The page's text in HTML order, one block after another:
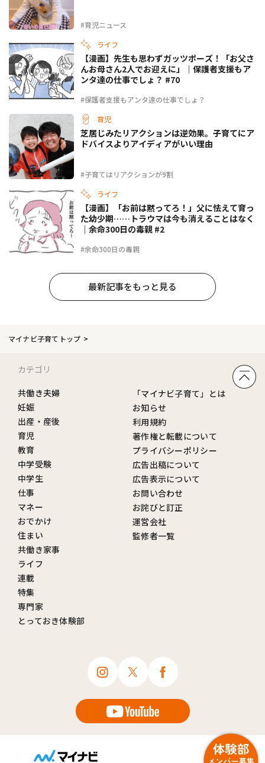
#育児ニュース
ライフ
#保護者支援もアンタ達の仕事でしょ？
【漫画】先生も思わずガッツポーズ！「お父さ
んお母さん2人でお迎えに」｜保護者支援もア
ンタ達の仕事でしょ？ #70
育児
#子育てはリアクションが9割
芝居じみたリアクションは逆効果。子育てにア
ドバイスよりアイディアがいい理由
ライフ
#余命300日の毒親
【漫画】「お前は黙ってろ！」父に怯えて育っ
た幼少期……トラウマは今も消えることはなく
｜余命300日の毒親 #2
最新記事をもっと見る
マイナビ子育てトップ
カテゴリ
共働き夫婦
妊娠
出産・産後
育児
教育
中学受験
中学生
仕事
マネー
おでかけ
住まい
共働き家事
ライフ
連載
特集
専門家
とっておき体験部
「マイナビ子育て」とは
お知らせ
利用規約
著作権と転載について
プライバシーポリシー
広告出稿について
広告表示について
お問い合わせ
お詫びと訂正
運営会社
監修者一覧